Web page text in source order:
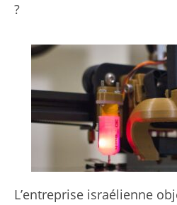
?
L’entreprise israélienne